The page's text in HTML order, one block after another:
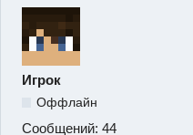
Игрок
Оффлайн
Сообщений: 44